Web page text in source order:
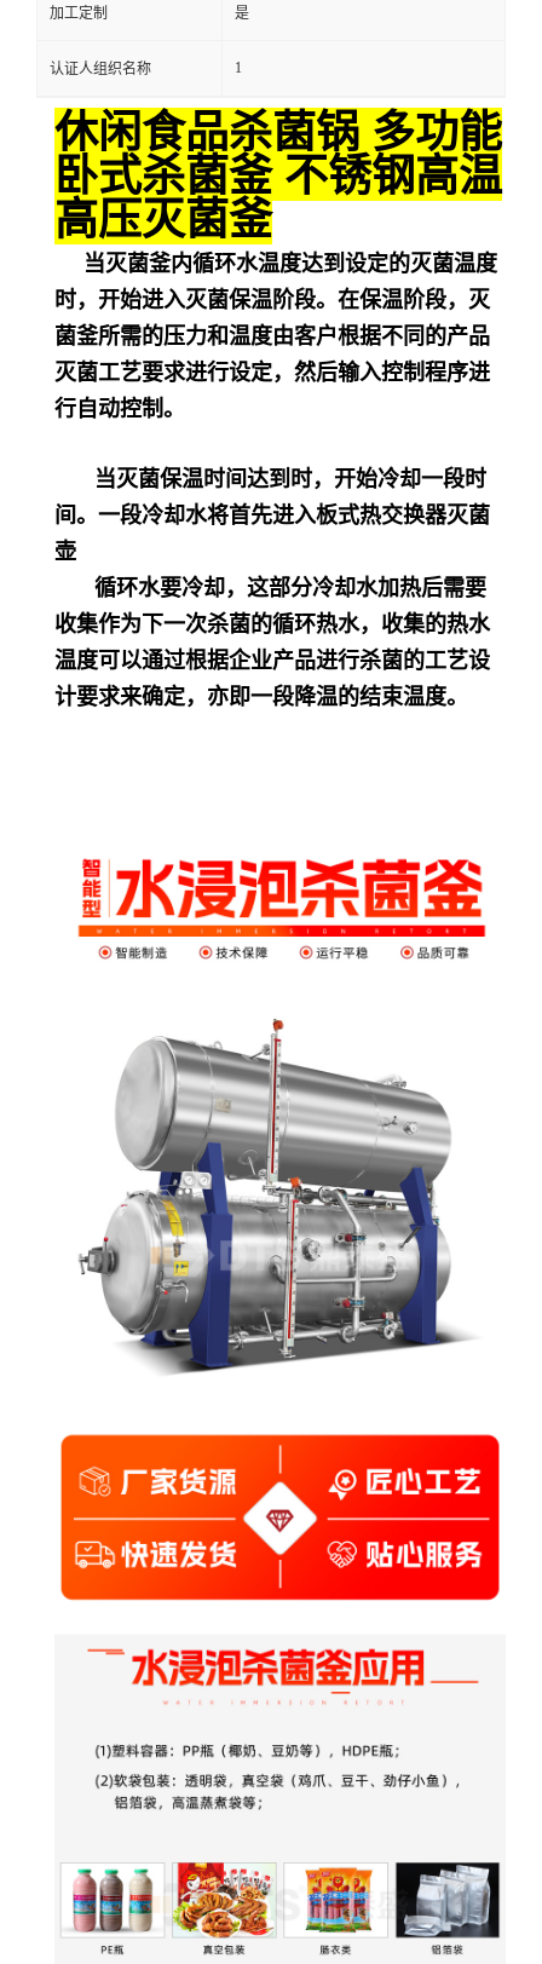
加工定制 是
认证人组织名称 1
休闲食品杀菌锅 多功能
卧式杀菌釜 不锈钢高温
高压灭菌釜
当灭菌釜内循环水温度达到设定的灭菌温度
时，开始进入灭菌保温阶段。在保温阶段，灭
菌釜所需的压力和温度由客户根据不同的产品
灭菌工艺要求进行设定，然后输入控制程序进
行自动控制。
当灭菌保温时间达到时，开始冷却一段时
间。一段冷却水将首先进入板式热交换器灭菌
壶
循环水要冷却，这部分冷却水加热后需要
收集作为下一次杀菌的循环热水，收集的热水
温度可以通过根据企业产品进行杀菌的工艺设
计要求来确定，亦即一段降温的结束温度。